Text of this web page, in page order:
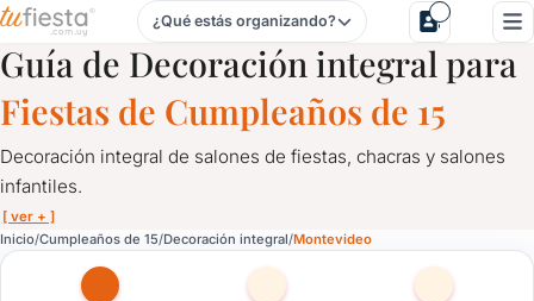
Decoración integral para Cumpleaños de 15 en Montevideo
¿Qué estás organizando?
Guía de Decoración integral para
Fiestas de Cumpleaños de 15
Decoración integral de salones de fiestas, chacras y salones
infantiles.
[ ver + ]
Inicio Cumpleaños de 15 Decoración integral Montevideo
Decoración integral para Cumpleaños de 15 en Montevideo
Decoración integral de salones de fiestas, chacras y salones